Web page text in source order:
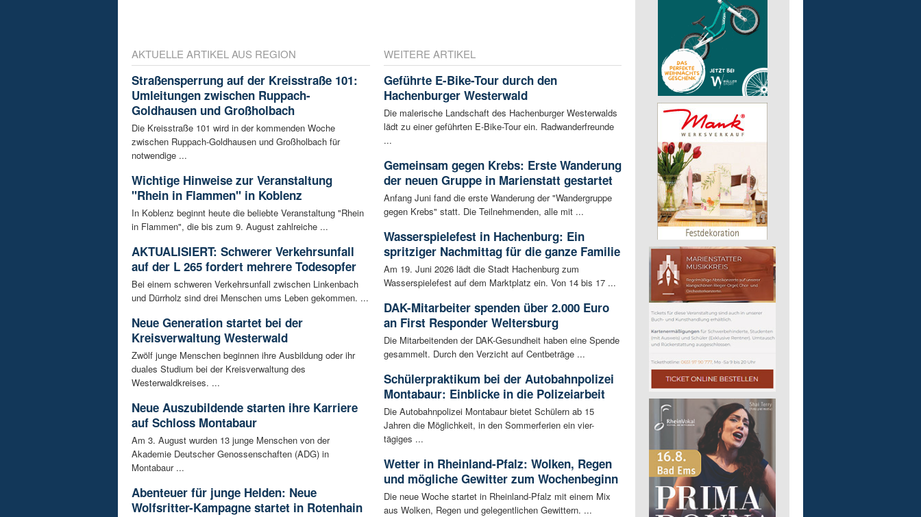
AKTUELLE ARTIKEL AUS REGION
Straßensperrung auf der Kreisstraße 101:
Umleitungen zwischen Ruppach-
Goldhausen und Großholbach
Die Kreisstraße 101 wird in der kommenden Woche
zwischen Ruppach-Goldhausen und Großholbach für
notwendige ...
Wichtige Hinweise zur Veranstaltung
"Rhein in Flammen" in Koblenz
In Koblenz beginnt heute die beliebte Veranstaltung "Rhein
in Flammen", die bis zum 9. August zahlreiche ...
AKTUALISIERT: Schwerer Verkehrsunfall
auf der L 265 fordert mehrere Todesopfer
Bei einem schweren Verkehrsunfall zwischen Linkenbach
und Dürrholz sind drei Menschen ums Leben gekommen. ...
Neue Generation startet bei der
Kreisverwaltung Westerwald
Zwölf junge Menschen beginnen ihre Ausbildung oder ihr
duales Studium bei der Kreisverwaltung des
Westerwaldkreises. ...
Neue Auszubildende starten ihre Karriere
auf Schloss Montabaur
Am 3. August wurden 13 junge Menschen von der
Akademie Deutscher Genossenschaften (ADG) in
Montabaur ...
Abenteuer für junge Helden: Neue
Wolfsritter-Kampagne startet in Rotenhain
WEITERE ARTIKEL
Geführte E-Bike-Tour durch den
Hachenburger Westerwald
Die malerische Landschaft des Hachenburger Westerwalds
lädt zu einer geführten E-Bike-Tour ein. Radwanderfreunde
...
Gemeinsam gegen Krebs: Erste Wanderung
der neuen Gruppe in Marienstatt gestartet
Anfang Juni fand die erste Wanderung der "Wandergruppe
gegen Krebs" statt. Die Teilnehmenden, alle mit ...
Wasserspielefest in Hachenburg: Ein
spritziger Nachmittag für die ganze Familie
Am 19. Juni 2026 lädt die Stadt Hachenburg zum
Wasserspielefest auf dem Marktplatz ein. Von 14 bis 17 ...
DAK-Mitarbeiter spenden über 2.000 Euro
an First Responder Weltersburg
Die Mitarbeitenden der DAK-Gesundheit haben eine Spende
gesammelt. Durch den Verzicht auf Centbeträge ...
Schülerpraktikum bei der Autobahnpolizei
Montabaur: Einblicke in die Polizeiarbeit
Die Autobahnpolizei Montabaur bietet Schülern ab 15
Jahren die Möglichkeit, in den Sommerferien ein vier-
tägiges ...
Wetter in Rheinland-Pfalz: Wolken, Regen
und mögliche Gewitter zum Wochenbeginn
Die neue Woche startet in Rheinland-Pfalz mit einem Mix
aus Wolken, Regen und gelegentlichen Gewittern. ...